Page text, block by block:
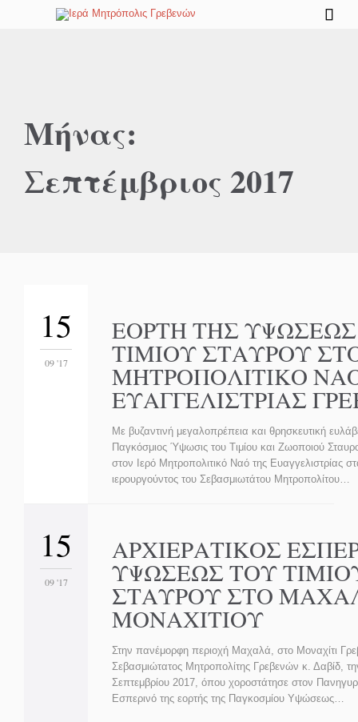

Μήνας:
Σεπτέμβριος 2017
15
09 '17
ΕΟΡΤΗ ΤΗΣ
ΤΙΜΙΟΥ ΣΤΑΥΡΟΥ
ΜΗΤΡΟΠΟΛΙΤΙΚΟ
ΕΥΑΓΓΕΛΙΣΤΡΙΑΣ
Με βυζαντινή μεγαλοπρέπεια και θρησκευτική
Παγκόσμιος Ύψωσις του Τιμίου και Ζωοποιού
στον Ιερό Μητροπολιτικό Ναό της Ευαγγελιστρίας
ιερουργούντος του Σεβασμιωτάτου Μητροπολίτου…
15
09 '17
ΑΡΧΙΕΡΑΤΙΚΟΣ
ΥΨΩΣΕΩΣ ΤΟΥ
ΣΤΑΥΡΟΥ ΣΤΟ
ΜΟΝΑΧΙΤΙΟΥ
Στην πανέμορφη περιοχή Μαχαλά, στο Μοναχίτι
Σεβασμιώτατος Μητροπολίτης Γρεβενών κ. Δαβίδ,
Σεπτεμβρίου 2017, όπου χοροστάτησε στον
Εσπερινό της εορτής της Παγκοσμίου Υψώσεως…